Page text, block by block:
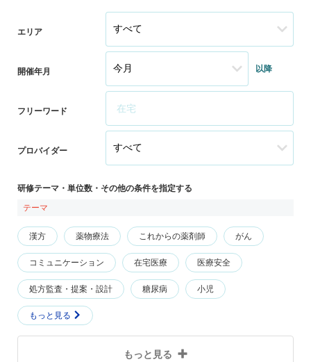
エリア
開催年月 以降
フリーワード
プロバイダー
研修テーマ・単位数・その他の条件を指定する
テーマ
漢方 薬物療法 これからの薬剤師 がん
コミュニケーション 在宅医療 医療安全
処方監査・提案・設計 糖尿病 小児
もっと見る
もっと見る